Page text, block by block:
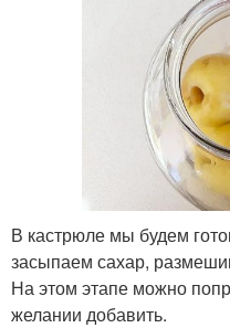
В кастрюле мы будем
засыпаем сахар,
На этом этапе можно
желании добавить.